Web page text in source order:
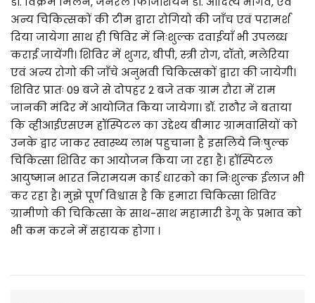
अन्य चिकित्सकों की टीम द्वारा रोगियो की जाँच एवं परामर्श
दिया जायेगा साथ ही षिविर में निःशुल्क दवाईयाँ भी उपलब्ध
कराई जायेंगी। शिविर में शुगर, बीपी, स्त्री रोग, दॉतो, मलेरिया
एवं अन्य रोगो की जाँचे अनुभवी चिकित्सकों द्वारा की जायेगी।
शिविर प्रातः 09 बजे से दोपहर 2 बजे तक ग्राम रौरा में राम
जानकी मंदिर में आयोजित किया जायेगा। डॉ. राठौर ने बताया
कि व्हीआईएसएम हॉस्पिटल का उद्देश्य बीमार ग्रामवासियों को
उनके द्वार जाकर स्वास्थ्य लाभ पहुचाना है इसलिये निःषुल्क
चिकित्सा शिविर का आयोजन किया जा रहा है। हॉस्पिटल
आयुष्मान भारत निरामयम कार्ड धारको का निःशुल्क ईलाज भी
कर रहा है। मुझे पूर्ण विश्वास है कि हमारा चिकित्सा शिविर
ग्रामीणो की चिकित्सा के साथ-साथ महामारी डेगू के प्रभाव को
भी कम करने में सहायक होगा ।